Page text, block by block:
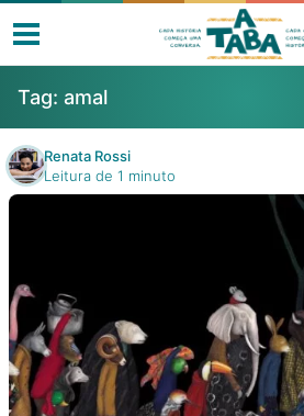
Livros
Clube de Leitores
Listas
Tag: amal
Renata Rossi
Leitura de 1 minuto